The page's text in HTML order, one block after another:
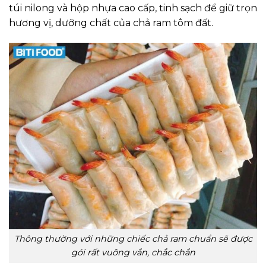
túi nilong và hộp nhựa cao cấp, tinh sạch để giữ trọn
hương vị, dưỡng chất của chả ram tôm đất.
Thông thường với những chiếc chả ram chuẩn sẽ được
gói rất vuông vắn, chắc chắn